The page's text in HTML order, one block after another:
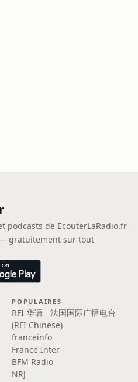
podcasts de EcouterLaRadio.fr
gratuitement sur tout
POPULAIRES
RFI 华语 - 法国国际广播电台
(RFI Chinese)
franceinfo
France Inter
BFM Radio
NRJ